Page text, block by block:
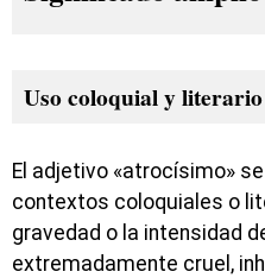
Uso coloquial y literario
El adjetivo «atrocísimo»
contextos coloquiales o
gravedad o la intensidad
extremadamente cruel,